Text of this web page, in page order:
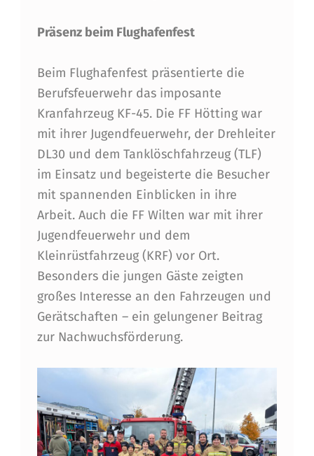
G
K
T
I
V
V
E
R
T
R
E
T
Präsenz beim Flughafenfest
Beim Flughafenfest präsentierte die
Berufsfeuerwehr das imposante
Kranfahrzeug KF-45. Die FF Hötting war
mit ihrer Jugendfeuerwehr, der Drehleiter
DL30 und dem Tanklöschfahrzeug (TLF)
im Einsatz und begeisterte die Besucher
mit spannenden Einblicken in ihre
Arbeit. Auch die FF Wilten war mit ihrer
Jugendfeuerwehr und dem
Kleinrüstfahrzeug (KRF) vor Ort.
Besonders die jungen Gäste zeigten
großes Interesse an den Fahrzeugen und
Gerätschaften – ein gelungener Beitrag
zur Nachwuchsförderung.